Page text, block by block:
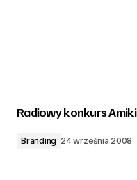
Radiowy konkurs Amiki
Branding 24 września 2008